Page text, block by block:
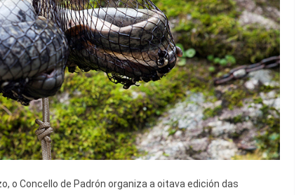
o Concello de Padrón organiza a oitava edición das
GASTRONOMÍA POLA GORXA
Churrasco en verán
15 Xullo, 2026 Pincha